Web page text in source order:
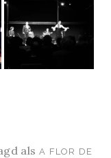
als A FLOR DE